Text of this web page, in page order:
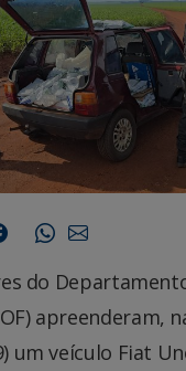
do
apreenderam,
um veículo Fiat